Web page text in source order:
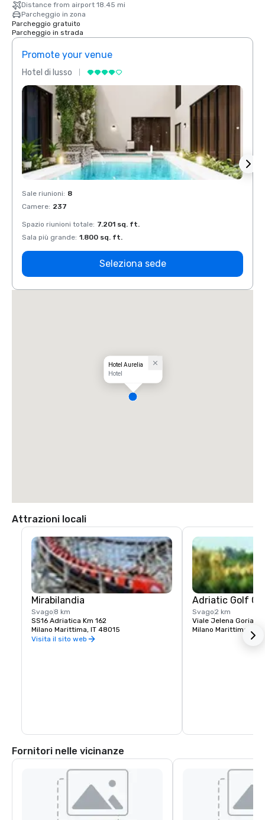
Distance from airport 18.45 mi
Parcheggio in zona
Parcheggio gratuito
Parcheggio in strada
Promote your venue
Hotel di lusso
Sale riunioni: 8
Camere: 237
Spazio riunioni totale: 7.201 sq. ft.
Sala più grande: 1.800 sq. ft.
Seleziona sede
Hotel Aurelia
Hotel
Attrazioni locali
Mirabilandia
Svago 8 km
SS16 Adriatica Km 162
Milano Marittima, IT 48015
Visita il sito web
Adriatic Golf
Svago2 km
Viale Jelena Goria 6
Milano Marittima, IT
Fornitori nelle vicinanze